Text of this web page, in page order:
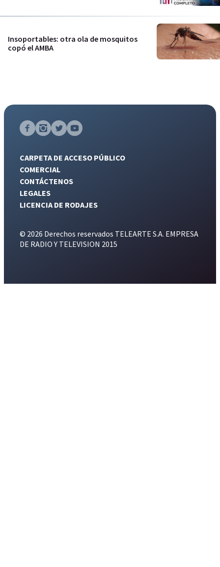
Insoportables: otra ola de mosquitos
copó el AMBA
CARPETA DE ACCESO PÚBLICO
COMERCIAL
CONTÁCTENOS
LEGALES
LICENCIA DE RODAJES
© 2026 Derechos reservados TELEARTE S.A. EMPRESA
DE RADIO Y TELEVISION 2015